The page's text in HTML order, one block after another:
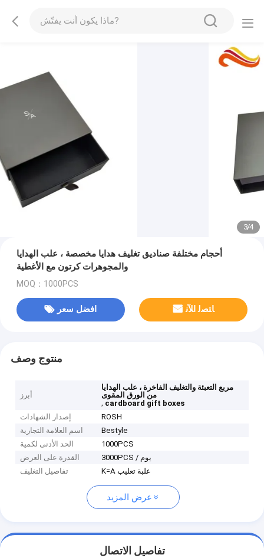
3/4
أحجام مختلفة صناديق تغليف هدايا مخصصة ، علب الهدايا
والمجوهرات كرتون مع الأغطية
MOQ：1000PCS
افضل سعر ﺎﺘﺼﻟ ﺍﻶﻧ
منتوج وصف
أبرز
مربع التعبئة والتغليف الفاخرة ، علب الهدايا
من الورق المقوى
, cardboard gift boxes
إصدار الشهادات
ROSH
اسم العلامة التجارية
Bestyle
الحد الأدنى لكمية
1000PCS
القدرة على العرض
3000PCS / يوم
تفاصيل التغليف
K=A علبة تعليب
عرض المزيد
تفاصيل الاتصال